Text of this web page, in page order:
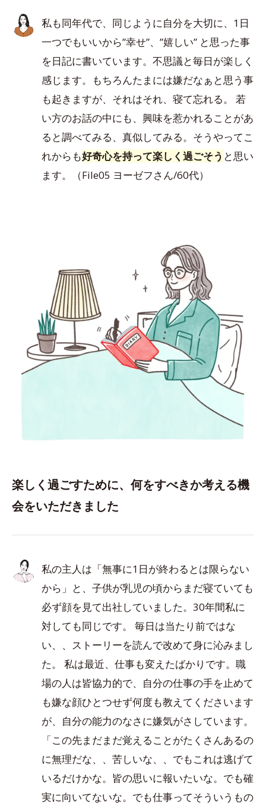
私も同年代で、同じように自分を大切に、1日
一つでもいいから”幸せ”、”嬉しい” と思った事
を日記に書いています。不思議と毎日が楽しく
感じます。もちろんたまには嫌だなぁと思う事
も起きますが、それはそれ、寝て忘れる。 若
い方のお話の中にも、興味を惹かれることがあ
ると調べてみる、真似してみる。そうやってこ
れからも好奇心を持って楽しく過ごそう と思い
ます。（File05 ヨーゼフさん/60代）
楽しく過ごすために、何をすべきか考える機
会をいただきました
私の主人は「無事に1日が終わるとは限らない
から」と、子供が乳児の頃からまだ寝ていても
必ず顔を見て出社していました。30年間私に
対しても同じです。 毎日は当たり前ではな
い、、ストーリーを読んで改めて身に沁みまし
た。 私は最近、仕事も変えたばかりです。職
場の人は皆協力的で、自分の仕事の手を止めて
も嫌な顔ひとつせず何度も教えてくださいます
が、自分の能力のなさに嫌気がさしています。
「この先まだまだ覚えることがたくさんあるの
に無理だな、、苦しいな、、でもこれは逃げて
いるだけかな。皆の思いに報いたいな。でも確
実に向いてないな。でも仕事ってそういうもの